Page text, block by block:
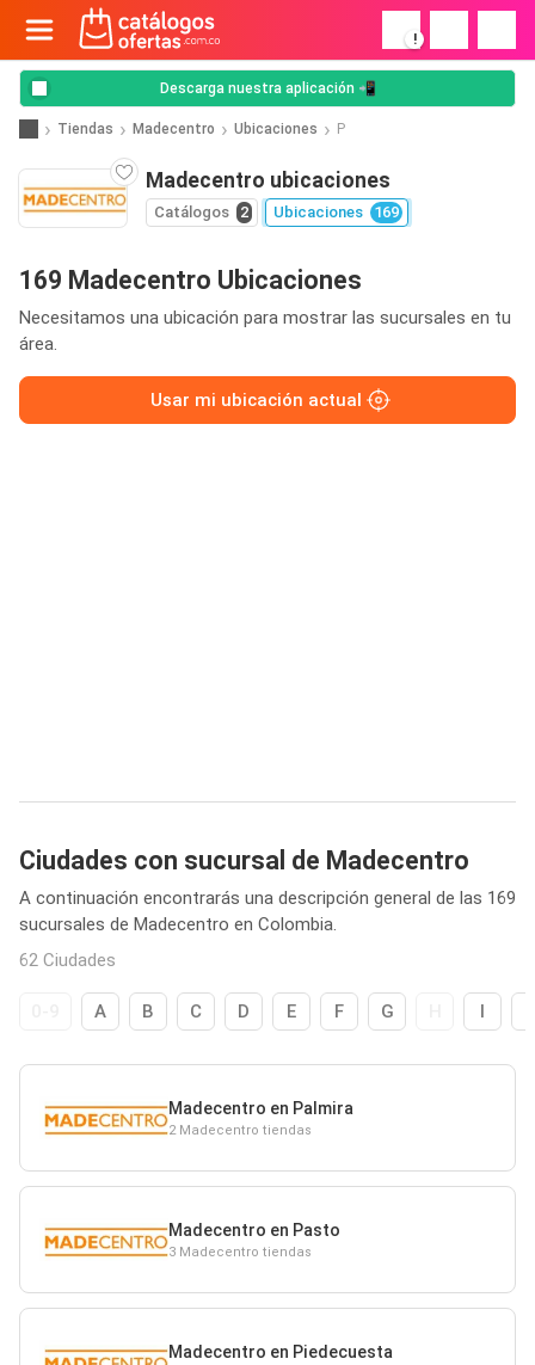
!
Descarga nuestra aplicación 📲
Tiendas Madecentro Ubicaciones P
Madecentro ubicaciones
Catálogos 2 Ubicaciones 169
169 Madecentro Ubicaciones
Necesitamos una ubicación para mostrar las sucursales en tu
área.
Usar mi ubicación actual
Ciudades con sucursal de Madecentro
A continuación encontrarás una descripción general de las 169
sucursales de Madecentro en Colombia.
62 Ciudades
A B C D E F G I
Madecentro en Palmira
2 Madecentro tiendas
Madecentro en Pasto
3 Madecentro tiendas
Madecentro en Piedecuesta